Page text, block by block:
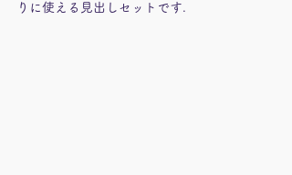
りに使える見出しセットです.